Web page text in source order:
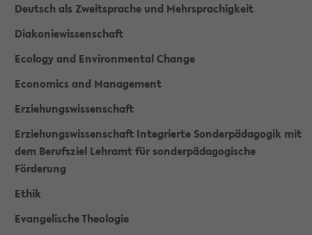
Deutsch als Zweitsprache und Mehrsprachigkeit
Diakoniewissenschaft
Ecology and Environmental Change
Economics and Management
Erziehungswissenschaft
Erziehungswissenschaft Integrierte Sonderpädagogik mit
dem Berufsziel Lehramt für sonderpädagogische
Förderung
Ethik
Evangelische Theologie